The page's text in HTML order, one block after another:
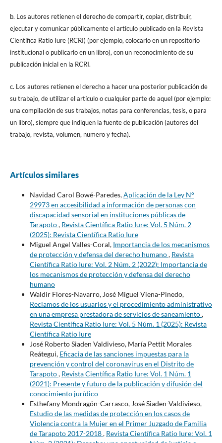
b. Los autores retienen el derecho de compartir, copiar, distribuir,
ejecutar y comunicar públicamente el articulo publicado en la Revista
Científica Ratio Iure (RCRI) (por ejemplo, colocarlo en un repositorio
institucional o publicarlo en un libro), con un reconocimiento de su
publicación inicial en la RCRI.
c. Los autores retienen el derecho a hacer una posterior publicación de
su trabajo, de utilizar el artículo o cualquier parte de aquel (por ejemplo:
una compilación de sus trabajos, notas para conferencias, tesis, o para
un libro), siempre que indiquen la fuente de publicación (autores del
trabajo, revista, volumen, numero y fecha).
Artículos similares
Navidad Carol Bowé-Paredes,Aplicación de la Ley N°
29973 en accesibilidad a información de personas con
discapacidad sensorial en instituciones públicas de
Tarapoto, Revista Científica Ratio Iure: Vol. 5 Núm. 2
(2025): Revista Científica Ratio Iure
Miguel Angel Valles-Coral, Importancia de los mecanismos
de protección y defensa del derecho humano, Revista
Científica Ratio Iure: Vol. 2 Núm. 2 (2022): Importancia de
los mecanismos de protección y defensa del derecho
humano
Waldir Flores-Navarro, José Miguel Viena-Pinedo,
Reclamos de los usuarios y el procedimiento administrativo
en una empresa prestadora de servicios de saneamiento,
Revista Científica Ratio Iure: Vol. 5 Núm. 1 (2025): Revista
Científica Ratio Iure
José Roberto Siaden Valdivieso, María Pettit Morales
Reátegui, Eficacia de las sanciones impuestas para la
prevención y control del coronavirus en el Distrito de
Tarapoto, Revista Científica Ratio Iure: Vol. 1 Núm. 1
(2021): Presente y futuro de la publicación y difusión del
conocimiento jurídico
Esthefany Mondragón-Carrasco, José Siaden-Valdivieso,
Estudio de las medidas de protección en los casos de
Violencia contra la Mujer en el Primer Juzgado de Familia
de Tarapoto 2017-2018, Revista Científica Ratio Iure: Vol. 1